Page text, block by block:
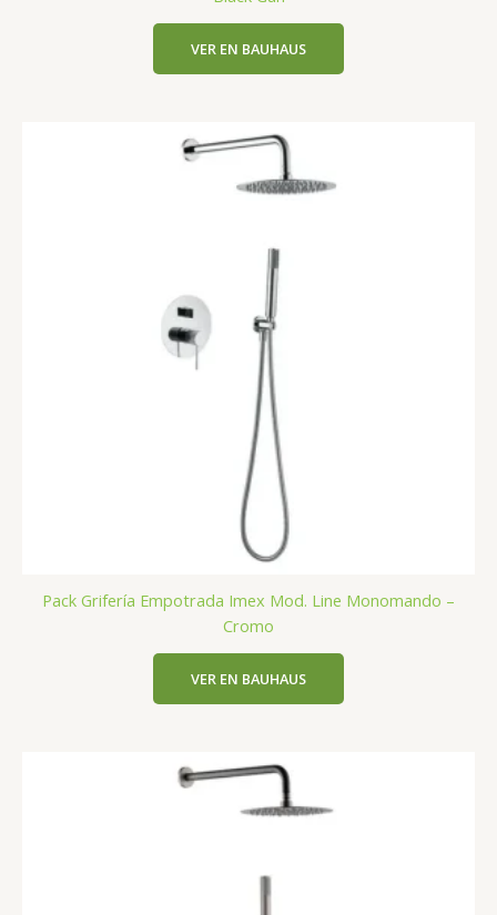
VER EN BAUHAUS
Pack Grifería Empotrada Imex Mod. Line Monomando –
Cromo
VER EN BAUHAUS